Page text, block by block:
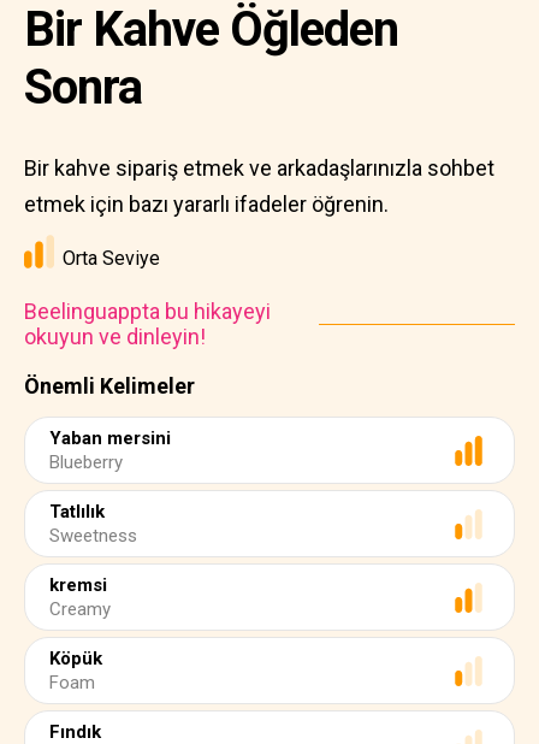
Önemli Kelimeler
Yaban mersini
Blueberry
Tatlılık
Sweetness
kremsi
Creamy
Köpük
Foam
Fındık
Bir Kahve Öğleden
Sonra
Bir kahve sipariş etmek ve arkadaşlarınızla sohbet
etmek için bazı yararlı ifadeler öğrenin.
Orta Seviye
Beelinguappta bu hikayeyi
okuyun ve dinleyin!